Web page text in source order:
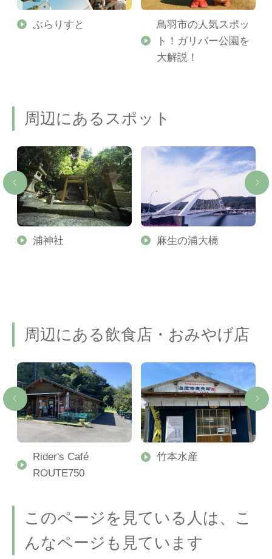
ぶらりすと
鳥羽市の人気スポッ
ト！ガリバー公園を
大解説！
周辺にあるスポット
浦神社 麻生の浦大橋
周辺にある飲食店・おみやげ店
Rider's Café
ROUTE750
竹本水産
このページを見ている人は、こ
んなページも見ています